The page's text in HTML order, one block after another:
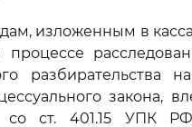
изложенным в
разбирательства
закона,
со ст. 401.15 УПК